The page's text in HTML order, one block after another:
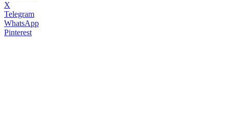
X
Telegram
WhatsApp
Pinterest